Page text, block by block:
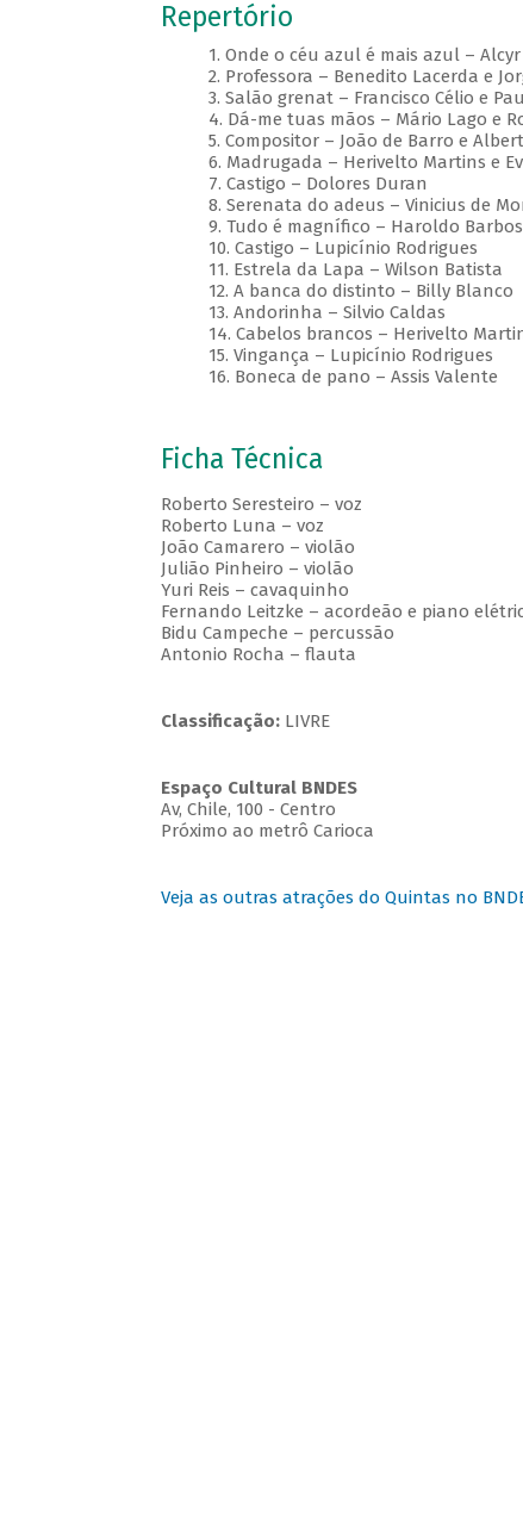
Repertório
1. Onde o céu azul é mais azul –
2. Professora – Benedito Lacerda e
3. Salão grenat – Francisco Célio e
4. Dá-me tuas mãos – Mário Lago e
5. Compositor – João de Barro e
6. Madrugada – Herivelto Martins e
7. Castigo – Dolores Duran
8. Serenata do adeus – Vinicius de
9. Tudo é magnífico – Haroldo
10. Castigo – Lupicínio Rodrigues
11. Estrela da Lapa – Wilson Batista
12. A banca do distinto – Billy Blanco
13. Andorinha – Silvio Caldas
14. Cabelos brancos – Herivelto
15. Vingança – Lupicínio Rodrigues
16. Boneca de pano – Assis Valente
Ficha Técnica
Roberto Seresteiro – voz
Roberto Luna – voz
João Camarero – violão
Julião Pinheiro – violão
Yuri Reis – cavaquinho
Fernando Leitzke – acordeão e piano
Bidu Campeche – percussão
Antonio Rocha – flauta
Classificação: LIVRE
Espaço Cultural BNDES
Av, Chile, 100 - Centro
Próximo ao metrô Carioca
Veja as outras atrações do Quintas no